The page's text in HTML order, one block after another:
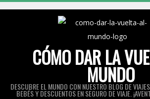
CÓMO DAR LA
MUNDO
DESCUBRE EL MUNDO CON NUESTRO BLOG DE
BEBÉS Y DESCUENTOS EN SEGURO DE VIAJE.